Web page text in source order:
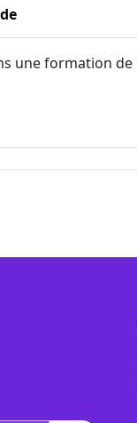
une formation de